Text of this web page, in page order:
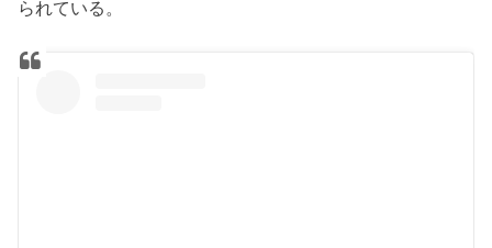
られている。